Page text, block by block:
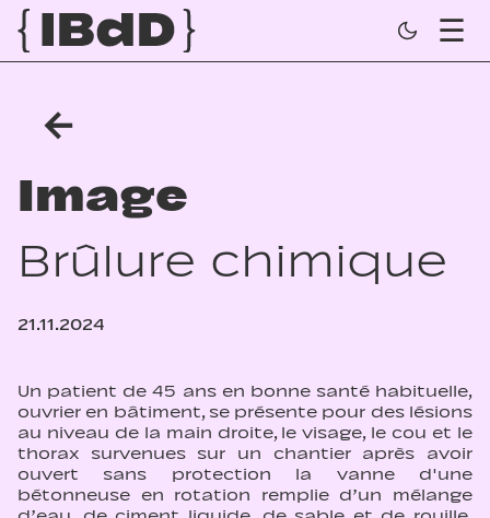
←
Image
Brûlure chimique
21.11.2024
Un patient de 45 ans en bonne santé habituelle,
ouvrier en bâtiment, se présente pour des lésions
au niveau de la main droite, le visage, le cou et le
thorax survenues sur un chantier après avoir
ouvert sans protection la vanne d'une
bétonneuse en rotation remplie d’un mélange